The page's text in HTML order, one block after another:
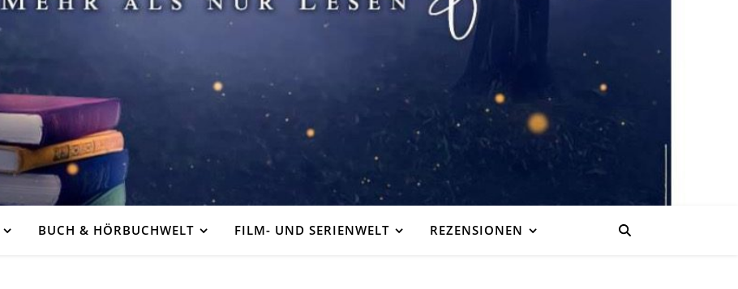
BUCH & HÖRBUCHWELT FILM- UND SERIENWELT REZENSIONEN